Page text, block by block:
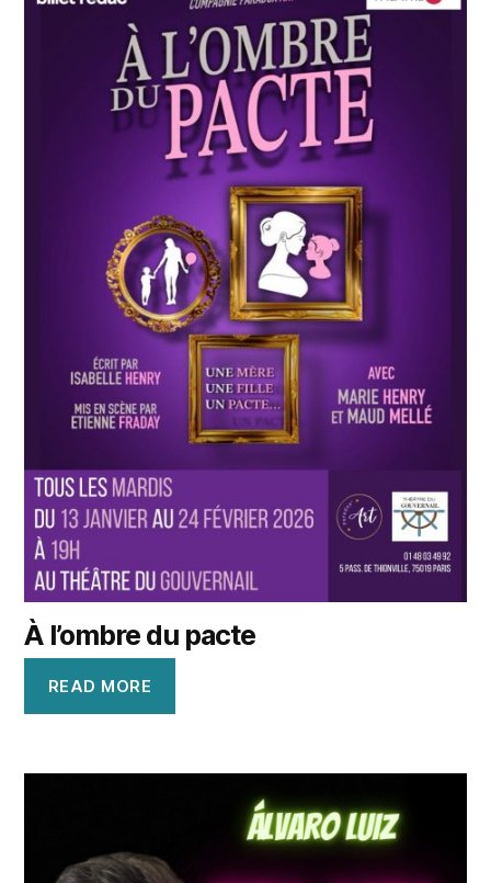
À l’ombre du pacte
READ MORE